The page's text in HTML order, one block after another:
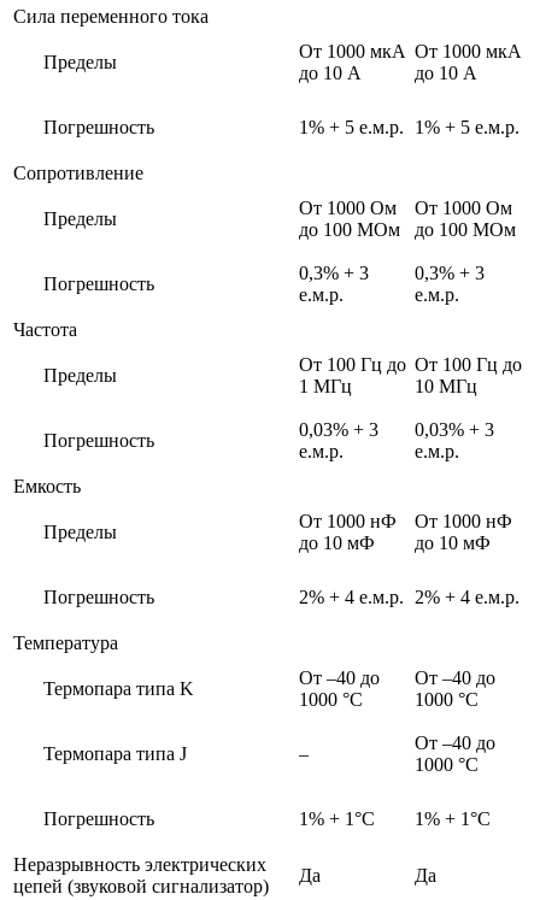
Сила переменного тока
Пределы
От 1000 мкА
до 10 A
От 1000 мкА
до 10 A
Погрешность 1% + 5 е.м.р. 1% + 5 е.м.р.
Сопротивление
Пределы
От 1000 Ом
до 100 МОм
От 1000 Ом
до 100 МОм
Погрешность
0,3% + 3
е.м.р.
0,3% + 3
е.м.р.
Частота
Пределы
От 100 Гц до
1 МГц
От 100 Гц до
10 МГц
Погрешность
0,03% + 3
е.м.р.
0,03% + 3
е.м.р.
Емкость
Пределы
От 1000 нФ
до 10 мФ
От 1000 нФ
до 10 мФ
Погрешность 2% + 4 е.м.р. 2% + 4 е.м.р.
Температура
Термопара типа K
От –40 до
1000 °C
От –40 до
1000 °C
Термопара типа J –
От –40 до
1000 °C
Погрешность 1% + 1°C 1% + 1°C
Неразрывность электрических
цепей (звуковой сигнализатор)
Да
Да